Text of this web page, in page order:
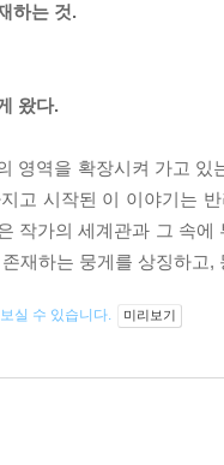
하는 것.
왔다.
영역을 확장시켜 가고
고 시작된 이 이야기는
작가의 세계관과 그 속
재하는 뭉게를 상징하고
실 수 있습니다. 미리보기